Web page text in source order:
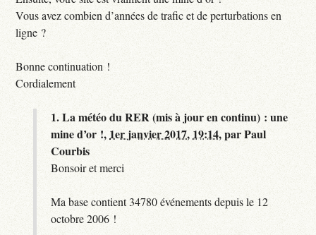
Vous avez combien d’années de trafic et de perturbations en
ligne ?
Bonne continuation !
Cordialement
1.La météo du RER (mis à jour en continu) : une
mine d’or !, 1er janvier 2017, 19:14,parPaul
Courbis
Bonsoir et merci
Ma base contient 34780 événements depuis le 12
octobre 2006 !